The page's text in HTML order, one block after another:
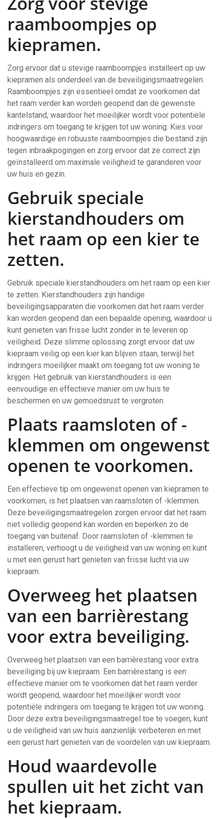
raamboompjes op
kiepramen.
Zorg ervoor dat u stevige raamboompjes installeert op uw
kiepramen als onderdeel van de beveiligingsmaatregelen.
Raamboompjes zijn essentieel omdat ze voorkomen dat
het raam verder kan worden geopend dan de gewenste
kantelstand, waardoor het moeilijker wordt voor potentiële
indringers om toegang te krijgen tot uw woning. Kies voor
hoogwaardige en robuuste raamboompjes die bestand zijn
tegen inbraakpogingen en zorg ervoor dat ze correct zijn
geïnstalleerd om maximale veiligheid te garanderen voor
uw huis en gezin.
Gebruik speciale
kierstandhouders om
het raam op een kier te
zetten.
Gebruik speciale kierstandhouders om het raam op een kier
te zetten. Kierstandhouders zijn handige
beveiligingsapparaten die voorkomen dat het raam verder
kan worden geopend dan een bepaalde opening, waardoor u
kunt genieten van frisse lucht zonder in te leveren op
veiligheid. Deze slimme oplossing zorgt ervoor dat uw
kiepraam veilig op een kier kan blijven staan, terwijl het
indringers moeilijker maakt om toegang tot uw woning te
krijgen. Het gebruik van kierstandhouders is een
eenvoudige en effectieve manier om uw huis te
beschermen en uw gemoedsrust te vergroten.
Plaats raamsloten of -
klemmen om ongewenst
openen te voorkomen.
Een effectieve tip om ongewenst openen van kiepramen te
voorkomen, is het plaatsen van raamsloten of -klemmen.
Deze beveiligingsmaatregelen zorgen ervoor dat het raam
niet volledig geopend kan worden en beperken zo de
toegang van buitenaf. Door raamsloten of -klemmen te
installeren, verhoogt u de veiligheid van uw woning en kunt
u met een gerust hart genieten van frisse lucht via uw
kiepraam.
Overweeg het plaatsen
van een barrièrestang
voor extra beveiliging.
Overweeg het plaatsen van een barrièrestang voor extra
beveiliging bij uw kiepraam. Een barrièrestang is een
effectieve manier om te voorkomen dat het raam verder
wordt geopend, waardoor het moeilijker wordt voor
potentiële indringers om toegang te krijgen tot uw woning.
Door deze extra beveiligingsmaatregel toe te voegen, kunt
u de veiligheid van uw huis aanzienlijk verbeteren en met
een gerust hart genieten van de voordelen van uw kiepraam.
Houd waardevolle
spullen uit het zicht van
het kiepraam.